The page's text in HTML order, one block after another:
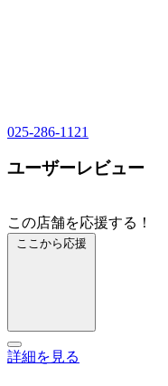
025-286-1121
ユーザーレビュー
この店舗を応援する！
ここから応援
詳細を見る